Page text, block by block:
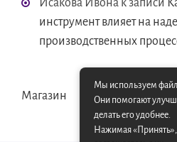
Исакова Ивона к записи
инструмент влияет на
производственных
Магазин
Мы используем
Они помогают
делать его удобнее.
Нажимая